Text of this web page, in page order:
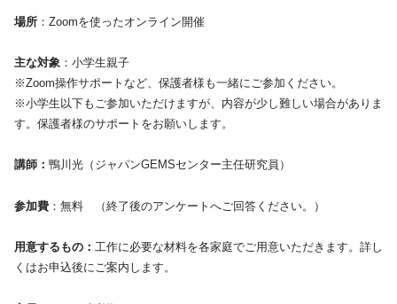
場所 ：Zoomを使ったオンライン開催
主な対象 ：小学生親子
※Zoom操作サポートなど、保護者様も一緒にご参加ください。
※小学生以下もご参加いただけますが、内容が少し難しい場合がありま
す。保護者様のサポートをお願いします。
講師： 鴨川光（ジャパンGEMSセンター主任研究員）
参加費 ：無料 （終了後のアンケートへご回答ください。）
用意するもの： 工作に必要な材料を各家庭でご用意いただきます。詳し
くはお申込後にご案内します。